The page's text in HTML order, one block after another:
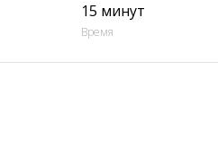
15 минут
Время